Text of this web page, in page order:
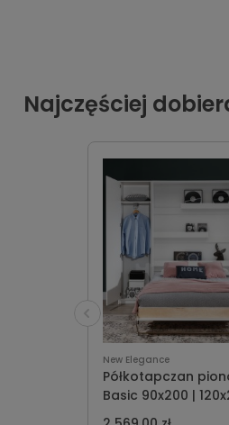
Najczęściej
New Elegance
Półkotapczan
Basic 90x200 |
140x200 kolory